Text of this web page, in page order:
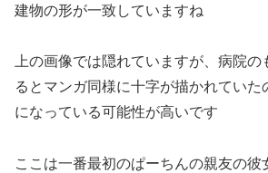
建物の形が一致していますね
上の画像では隠れていますが、病院
るとマンガ同様に十字が描かれていた
になっている可能性が高いです
ここは一番最初のぱーちんの親友の彼